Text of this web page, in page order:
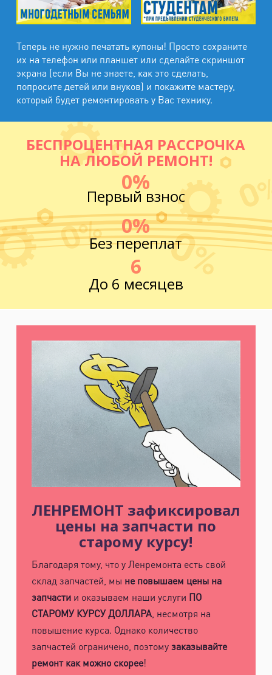
Теперь не нужно печатать купоны! Просто сохраните
их на телефон или планшет или сделайте скриншот
экрана (если Вы не знаете, как это сделать,
попросите детей или внуков) и покажите мастеру,
который будет ремонтировать у Вас технику.
БЕСПРОЦЕНТНАЯ РАССРОЧКА
НА ЛЮБОЙ РЕМОНТ!
0%
Первый взнос
0%
Без переплат
6
До 6 месяцев
ЛЕНРЕМОНТ зафиксировал
цены на запчасти по
старому курсу!
Благодаря тому, что у Ленремонта есть свой
склад запчастей, мы не повышаем цены на
запчастии оказываем наши услуги ПО
СТАРОМУ КУРСУ ДОЛЛАРА, несмотря на
повышение курса. Однако количество
запчастей ограничено, поэтомузаказывайте
ремонт как можно скорее!